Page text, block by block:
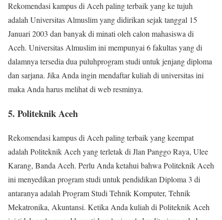
Rekomendasi kampus di Aceh paling terbaik yang ke tujuh
adalah Universitas Almuslim yang didirikan sejak tanggal 15
Januari 2003 dan banyak di minati oleh calon mahasiswa di
Aceh. Universitas Almuslim ini mempunyai 6 fakultas yang di
dalamnya tersedia dua puluhprogram studi untuk jenjang diploma
dan sarjana. Jika Anda ingin mendaftar kuliah di universitas ini
maka Anda harus melihat di web resminya.
5. Politeknik Aceh
Rekomendasi kampus di Aceh paling terbaik yang keempat
adalah Politeknik Aceh yang terletak di Jlan Panggo Raya, Ulee
Karang, Banda Aceh. Perlu Anda ketahui bahwa Politeknik Aceh
ini menyedikan program studi untuk pendidikan Diploma 3 di
antaranya adalah Program Studi Tehnik Komputer, Tehnik
Mekatronika, Akuntansi. Ketika Anda kuliah di Politeknik Aceh